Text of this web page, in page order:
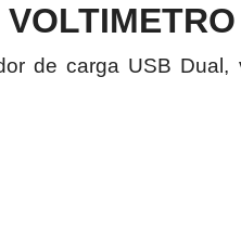
de carga USB